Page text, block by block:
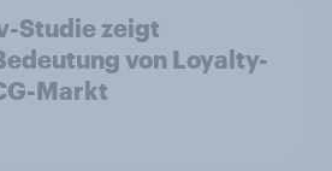
Studie zeigt
von Loyalty-
Markt